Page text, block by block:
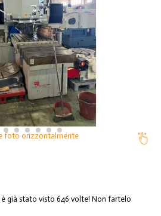
foto orizzontalmente
già stato visto 646 volte! Non fartelo